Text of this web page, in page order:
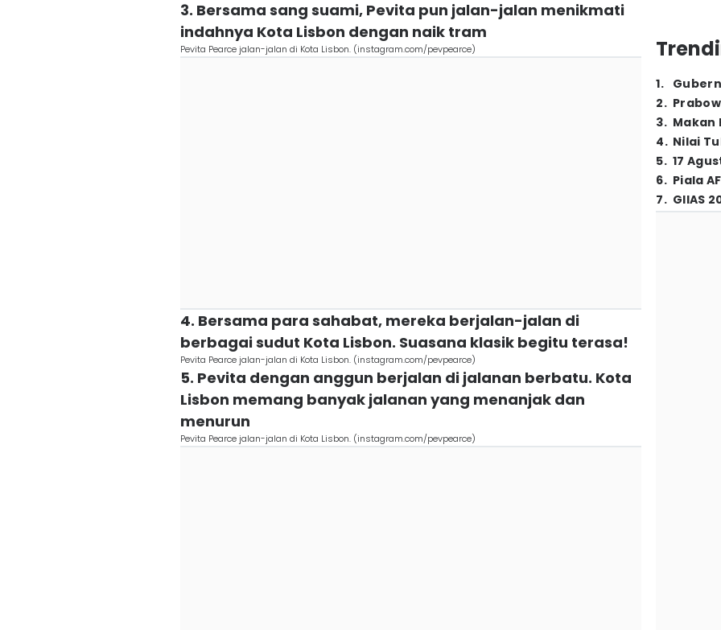
3. Bersama sang suami, Pevita pun jalan-jalan menikmati
indahnya Kota Lisbon dengan naik tram
Pevita Pearce jalan-jalan di Kota Lisbon. (instagram.com/pevpearce)
4. Bersama para sahabat, mereka berjalan-jalan di
berbagai sudut Kota Lisbon. Suasana klasik begitu terasa!
Pevita Pearce jalan-jalan di Kota Lisbon. (instagram.com/pevpearce)
5. Pevita dengan anggun berjalan di jalanan berbatu. Kota
Lisbon memang banyak jalanan yang menanjak dan
menurun
Pevita Pearce jalan-jalan di Kota Lisbon. (instagram.com/pevpearce)
1.
2.
3. Makan
4. Nilai
5. 17
6. Piala
7. GIIAS